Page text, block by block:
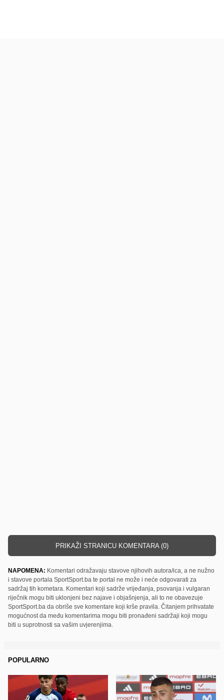
PRIKAŽI STRANICU KOMENTARA (0)
NAPOMENA: Komentari odražavaju stavove njihovih autora/ica, a ne nužno
i stavove portala SportSport.ba te portal ne može i neće odgovarati za
sadržaj tih kometara. Komentari koji sadrže vrijeđanja, psovanja i vulgaran
riječnik mogu biti uklonjeni bez najave i objašnjenja, ali to ne obavezuje
SportSport.ba da obriše sve komentare koji krše pravila. Čitanjem prihvatate
mogućnost da među komentarima mogu biti pronađeni sadržaji koji mogu
biti u suprotnosti sa vašim uvjerenjima.
POPULARNO